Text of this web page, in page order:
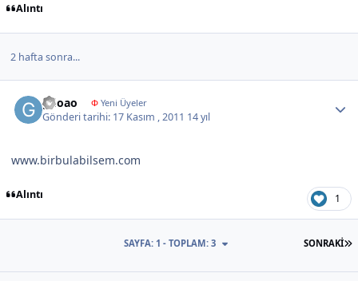
Alıntı
2 hafta sonra...
gdoao ΦYeni Üyeler
Gönderi tarihi: 17 Kasım , 2011 14 yıl
www.birbulabilsem.com
Alıntı 1
SONRAKI
SAYFA: 1 - TOPLAM: 3